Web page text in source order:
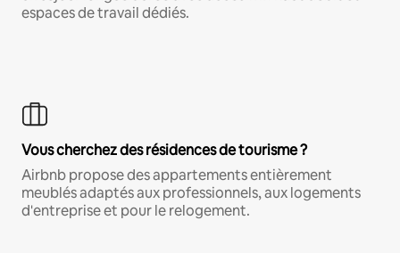
espaces de travail dédiés.
Vous cherchez des résidences de tourisme ?
Airbnb propose des appartements entièrement
meublés adaptés aux professionnels, aux logements
d'entreprise et pour le relogement.